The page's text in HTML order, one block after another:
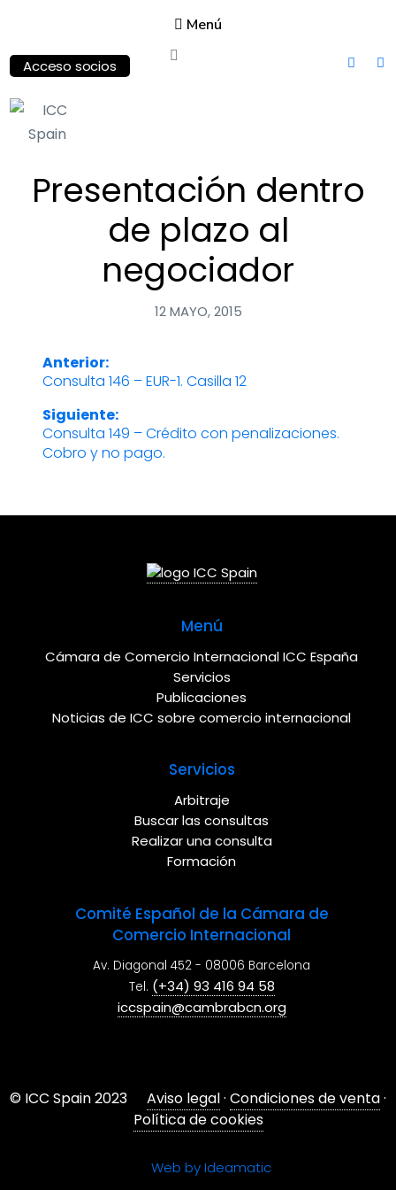
Menú
Spain
International
Acceso socios
Presentación dentro
de plazo al
negociador
12 MAYO, 2015
Navegación
de
entradas
Anterior:
Entrada
Consulta 146 – EUR-1. Casilla 12
Siguiente:
Entrada
siguiente:
Consulta 149 – Crédito con penalizaciones.
Cobro y no pago.
Menú
Cámara de Comercio Internacional ICC España
Servicios
Publicaciones
Noticias de ICC sobre comercio internacional
Servicios
Arbitraje
Buscar las consultas
Realizar una consulta
Formación
Comité Español de la Cámara de
Comercio Internacional
Av. Diagonal 452 - 08006 Barcelona
Tel. (+34) 93 416 94 58
iccspain@cambrabcn.org
© ICC Spain 2023 Aviso legal·Condiciones de venta·
Política de cookies
Web by Ideamatic